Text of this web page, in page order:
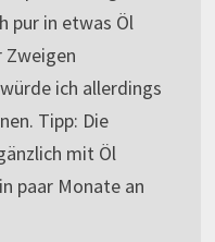
pur in etwas Öl
Zweigen
ich allerdings
Tipp: Die
mit Öl
paar Monate an